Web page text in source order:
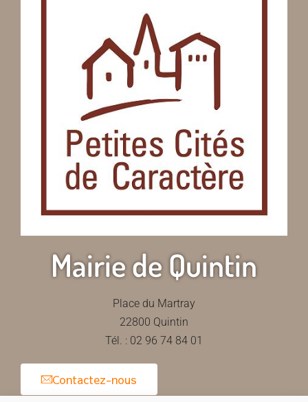
Mairie de Quintin
Place du Martray
22800 Quintin
Tél. : 02 96 74 84 01
Contactez-nous